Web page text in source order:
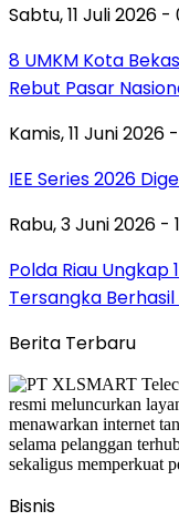
Sabtu, 11 Juli 2026 -
8 UMKM Kota
Rebut Pasar
Kamis, 11 Juni 2026
IEE Series 2026
Rabu, 3 Juni 2026 -
Polda Riau Ungkap
Tersangka
Berita Terbaru
Bisnis